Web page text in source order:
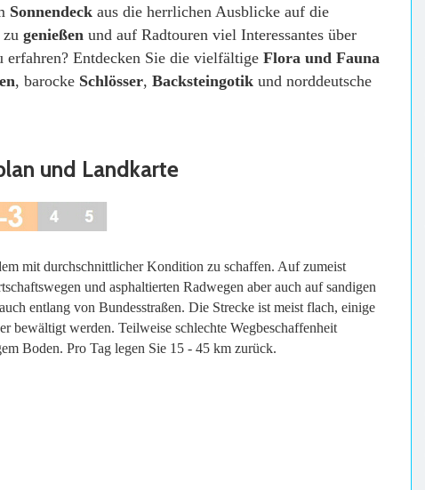
Sonnendeckaus die herrlichen Ausblicke auf die
genießen und auf Radtouren viel Interessantes über
Entdecken Sie die vielfältige Flora und Fauna
, barocke Schlösser, Backsteingotikund norddeutsche
und Landkarte
mit durchschnittlicher Kondition zu schaffen. Auf zumeist
und asphaltierten Radwegen aber auch auf sandigen
entlang von Bundesstraßen. Die Strecke ist meist flach, einige
bewältigt werden. Teilweise schlechte Wegbeschaffenheit
Boden. Pro Tag legen Sie 15 - 45 km zurück.